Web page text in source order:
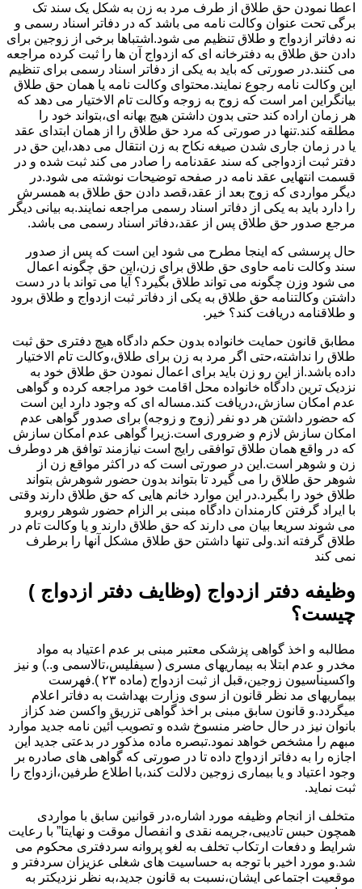
اعطا نمودن حق طلاق از طرف مرد به زن به شکل یک سند تک
برگی تحت عنوان وکالت نامه می باشد که در دفاتر اسناد رسمی و
نه دفاتر ازدواج و طلاق تنظیم می شود.اشتباها برخی از زوجین برای
دادن حق طلاق به دفترخانه ای که ازدواج آن ها را ثبت کرده مراجعه
می کنند.در صورتی که باید به یکی از دفاتر اسناد رسمی برای تنظیم
این وکالت نامه رجوع نمایند.محتوای وکالت نامه یا همان حق طلاق
بیانگراین امر است که زوج به زوجه وکالت تام الاختیار می دهد که
هر زمان اراده کند حتی بدون داشتن هیچ بهانه ای،بتواند خود را
مطلقه کند.تنها در صورتی که مرد حق طلاق را از همان ابتدای عقد
یا در زمان جاری شدن صیغه نکاح به زن انتقال می دهد،این حق در
دفتر ثبت ازدواجی که سند عقدنامه را صادر می کند ثبت شده و در
قسمت انتهایی عقد نامه در صفحه توضیحات نوشته می شود.در
دیگر مواردی که زوج بعد از عقد،قصد دادن حق طلاق به همسرش
را دارد باید به یکی از دفاتر اسناد رسمی مراجعه نمایند.به بیانی دیگر
مرجع صدور حق طلاق پس از عقد،دفاتر اسناد رسمی می باشد.
حال پرسشی که اینجا مطرح می شود این است که پس از صدور
سند وکالت نامه حاوی حق طلاق برای زن،این حق چگونه اعمال
می شود وزن چگونه می تواند طلاق بگیرد؟ آیا می تواند با در دست
داشتن وکالتنامه حق طلاق به یکی از دفاتر ثبت ازدواج و طلاق برود
و طلاقنامه دریافت کند؟ خیر.
مطابق قانون حمایت خانواده بدون حکم دادگاه هیچ دفتری حق ثبت
طلاق را نداشته،حتی اگر مرد به زن برای طلاق،وکالت تام الاختیار
داده باشد.از این رو زن باید برای اعمال نمودن حق طلاق خود به
نزدیک ترین دادگاه خانواده محل اقامت خود مراجعه کرده و گواهی
عدم امکان سازش،دریافت کند.مساله ای که وجود دارد این است
که حضور داشتن هر دو نفر (زوج و زوجه) برای صدور گواهی عدم
امکان سازش لازم و ضروری است.زیرا گواهی عدم امکان سازش
که در واقع همان طلاق توافقی رایج است نیازمند توافق هر دوطرف
زن و شوهر است.این در صورتی است که در اکثر مواقع زن از
شوهر حق طلاق را می گیرد تا بتواند بدون حضور شوهرش بتواند
طلاق خود را بگیرد.در این موارد خانم هایی که حق طلاق دارند وقتی
با ایراد گرفتن کارمندان دادگاه مبنی بر الزام حضور شوهر روبرو
می شوند سریعا بیان می دارند که حق طلاق دارند و یا وکالت تام در
طلاق گرفته اند.ولی تنها داشتن حق طلاق مشکل آنها را برطرف
نمی کند
وظیفه دفتر ازدواج (وظایف دفتر ازدواج )
چیست؟
مطالبه و اخذ گواهی پزشکی معتبر مبنی بر عدم اعتیاد به مواد
مخدر و عدم ابتلا به بیماریهای مسری ( سیفلیس،تالاسمی و..) و نیز
واکسیناسیون زوجین،قبل از ثبت ازدواج (ماده ۲۳ ).فهرست
بیماریهای مد نظر قانون از سوی وزارت بهداشت به دفاتر اعلام
میگردد.و قانون سابق مبنی بر اخذ گواهی تزریق واکسن ضد کزاز
بانوان نیز در حال حاضر منسوخ شده و تصویب آئین نامه جدید موارد
مبهم را مشخص خواهد نمود.تبصره ماده مذکور در بدعتی جدید این
اجازه را به دفاتر ازدواج داده تا در صورتی که گواهی های صادره بر
وجود اعتیاد و یا بیماری زوجین دلالت کند،با اطلاع طرفین،ازدواج را
ثبت نماید.
متخلف از انجام وظیفه مورد اشاره،در قوانین سابق با مواردی
همچون حبس تادیبی،جریمه نقدی و انفصال موقت و نهایتا” با رعایت
شرایط و دفعات ارتکاب تخلف به لغو پروانه سردفتری محکوم می
شد.و مورد اخیر با توجه به حساسیت های شغلی عزیزان سردفتر و
موقعیت اجتماعی ایشان،نسبت به قانون جدید،به نظر نزدیکتر به